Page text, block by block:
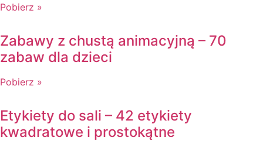
Pobierz »
Zabawy z chustą animacyjną – 70
zabaw dla dzieci
Pobierz »
Etykiety do sali – 42 etykiety
kwadratowe i prostokątne